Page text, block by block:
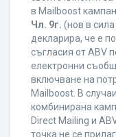
в Mailboost
Чл. 9г. (нов в
декларира, че е
съгласия от ABV
електронни
включване на
Mailboost. В
комбинирана
Direct Mailing и
точка не се